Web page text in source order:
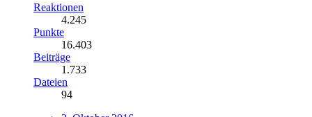
Reaktionen
4.245
Punkte
16.403
Beiträge
1.733
Dateien
94